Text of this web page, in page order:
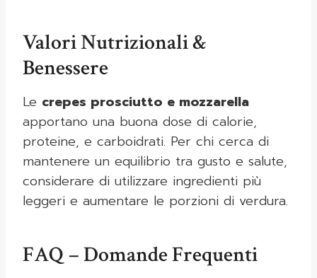
Valori Nutrizionali &
Benessere
Le crepes prosciutto e mozzarella
apportano una buona dose di calorie,
proteine, e carboidrati. Per chi cerca di
mantenere un equilibrio tra gusto e salute,
considerare di utilizzare ingredienti più
leggeri e aumentare le porzioni di verdura.
FAQ – Domande Frequenti